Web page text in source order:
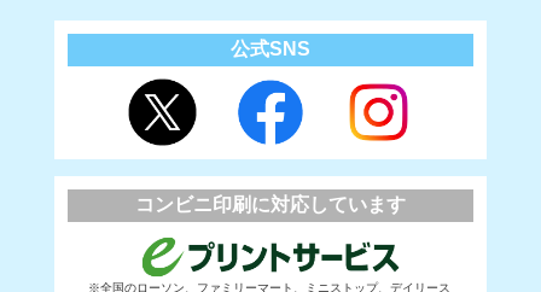
公式SNS
コンビニ印刷に対応しています
※全国のローソン、ファミリーマート、ミニストップ、デイリース